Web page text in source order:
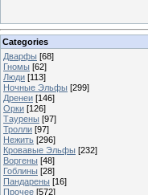
Categories
Дварфы [68]
Гномы [62]
Люди [113]
Ночные Эльфы [299]
Дренеи [146]
Орки [126]
Таурены [97]
Тролли [97]
Нежить [296]
Кровавые Эльфы [232]
Воргены [48]
Гоблины [28]
Пандарены [16]
Прочее [572]